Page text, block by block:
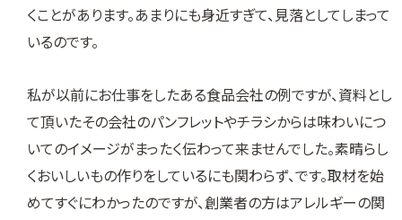
くことがあります。あまりにも身近すぎて、見落としてしまって
いるのです。
私が以前にお仕事をしたある食品会社の例ですが、資料とし
て頂いたその会社のパンフレットやチラシからは味わいにつ
いてのイメージがまったく伝わって来ませんでした。素晴らし
くおいしいもの作りをしているにも関わらず、です。取材を始
めてすぐにわかったのですが、創業者の方はアレルギーの関